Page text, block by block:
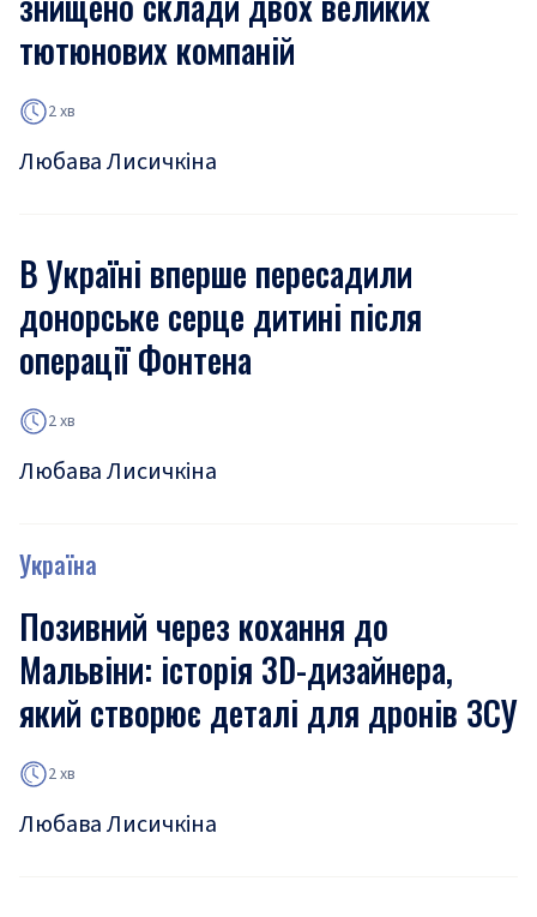
тютюнових компаній
2 хв
Любава Лисичкіна
В Україні вперше пересадили
донорське серце дитині після
операції Фонтена
2 хв
Любава Лисичкіна
Україна
Позивний через кохання до
Мальвіни: історія 3D-дизайнера,
який створює деталі для дронів ЗСУ
2 хв
Любава Лисичкіна